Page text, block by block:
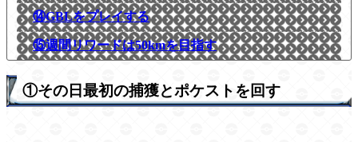
⑭GBLをプレイする
⑮週間リワードは50kmを目指す
①その日最初の捕獲とポケストを回す